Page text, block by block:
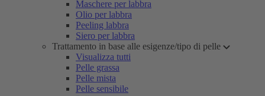
Maschere per labbra
Olio per labbra
Peeling labbra
Siero per labbra
Trattamento in base alle esigenze/tipo di pelle
Visualizza tutti
Pelle grassa
Pelle mista
Pelle sensibile